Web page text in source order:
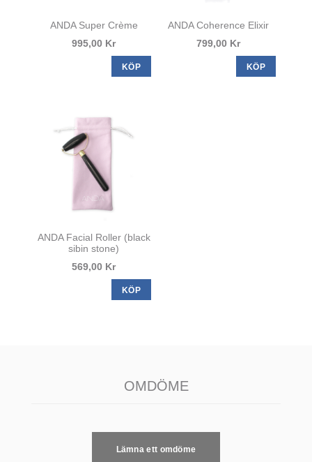
ANDA Super Crème
995,00 Kr
KÖP
ANDA Coherence Elixir
799,00 Kr
KÖP
ANDA Facial Roller (black
sibin stone)
569,00 Kr
KÖP
OMDÖME
Lämna ett omdöme